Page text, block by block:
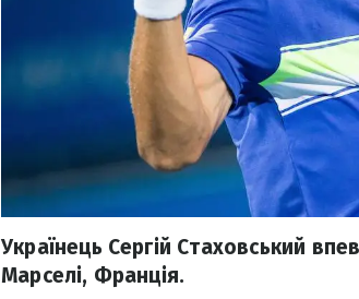
Українець Сергій Стаховський
Марселі, Франція.